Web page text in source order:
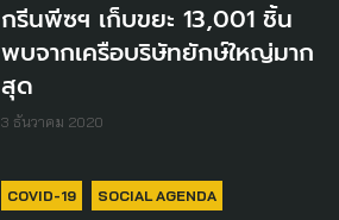
กรีนพีซฯ เก็บขยะ 13,001 ชิ้น
พบจากเครือบริษัทยักษ์ใหญ่มาก
สุด
3 ธันวาคม 2020
COVID-19 SOCIAL AGENDA